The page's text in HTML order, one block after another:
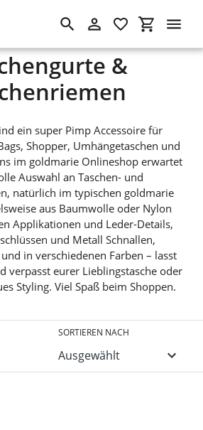
SuchenEinloggen
&
ein super Pimp Accessoire für
Shopper, Umhängetaschen und
im goldmarie Onlineshop erwartet
Auswahl an Taschen- und
natürlich im typischen goldmarie
aus Baumwolle oder Nylon
Applikationen und Leder-Details,
und Metall Schnallen,
in verschiedenen Farben – lasst
verpasst eurer Lieblingstasche oder
Styling. Viel Spaß beim Shoppen.
SORTIEREN NACH